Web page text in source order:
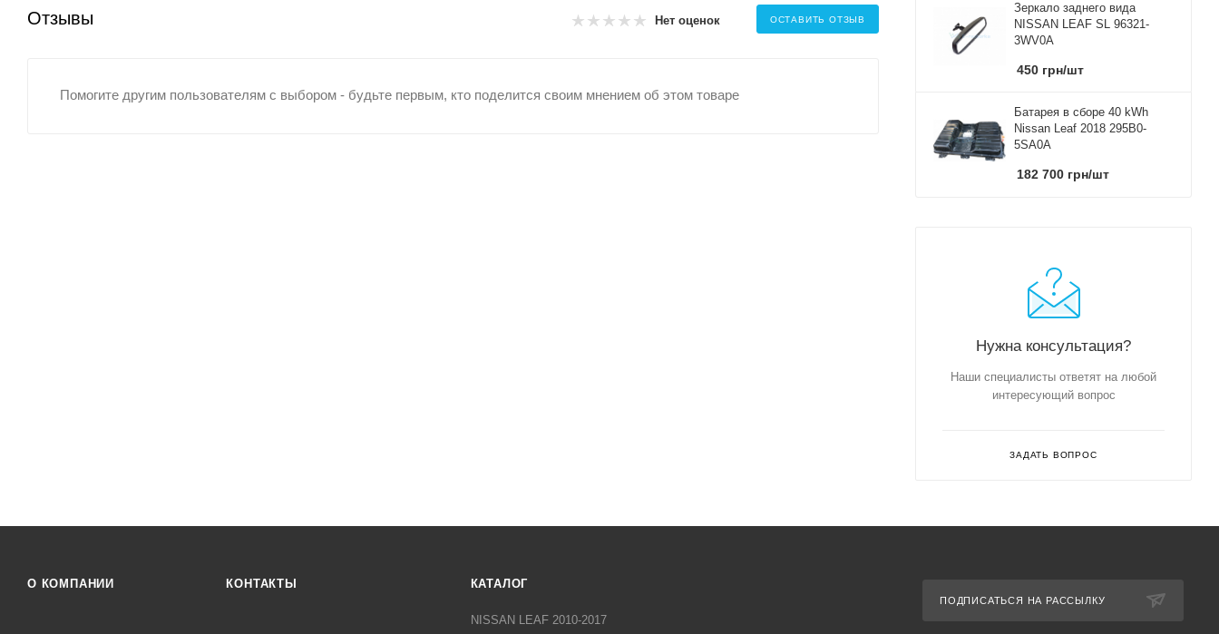
Отзывы Нет оценок ОСТАВИТЬ ОТЗЫВ
Помогите другим пользователям с выбором - будьте первым, кто поделится своим мнением об этом товаре
Зеркало заднего вида
NISSAN LEAF SL 96321-
3WV0A
450 грн/шт
Батарея в сборе 40 kWh
Nissan Leaf 2018 295B0-
5SA0A
182 700 грн/шт
Нужна консультация?
Наши специалисты ответят на любой
интересующий вопрос
ЗАДАТЬ ВОПРОС
О КОМПАНИИ КОНТАКТЫ КАТАЛОГ
NISSAN LEAF 2010-2017
ПОДПИСАТЬСЯ НА РАССЫЛКУ